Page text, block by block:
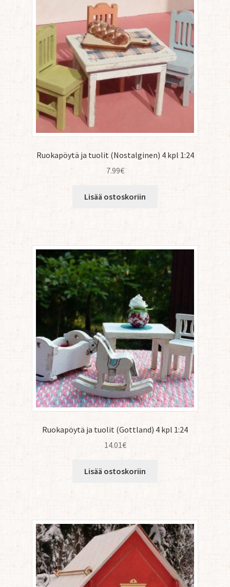
Ruokapöytä ja tuolit (Nostalginen) 4 kpl 1:24
7.99€
Lisää ostoskoriin
Ruokapöytä ja tuolit (Gottland) 4 kpl 1:24
14.01€
Lisää ostoskoriin